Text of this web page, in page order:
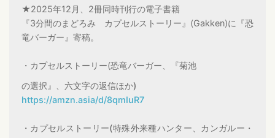
★2025年12月、2冊同時刊行の電子書籍
『3分間のまどろみ カプセルストーリー』(Gakken)に『恐
竜バーガー』寄稿。
・カプセルストーリー(恐竜バーガー、『菊池
の選択』、六文字の返信ほか)
https://amzn.asia/d/8qmIuR7
・カプセルストーリー(特殊外来種ハンター、カンガルー・